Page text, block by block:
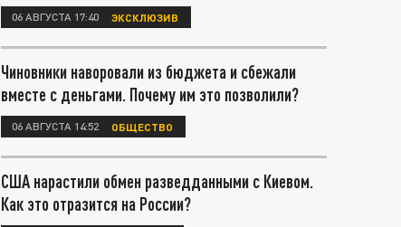
06 АВГУСТА 17:40 ЭКСКЛЮЗИВ
Чиновники наворовали из бюджета и сбежали
вместе с деньгами. Почему им это позволили?
06 АВГУСТА 14:52 ОБЩЕСТВО
США нарастили обмен разведданными с Киевом.
Как это отразится на России?